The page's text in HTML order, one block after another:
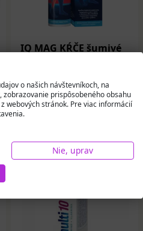
IQ MAG KŔČE šumivé
príchuťou 20 ks
2,20 €
Do košíka
o našich návštevníkoch, na
prispôsobeného obsahu
webových stránok. Pre viac informácií
Nie, uprav